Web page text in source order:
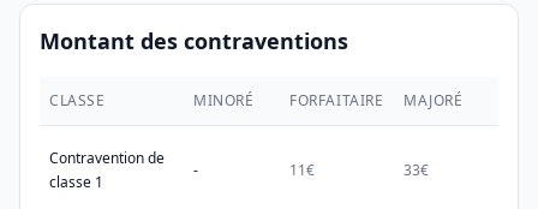
Montant des contraventions
CLASSE MINORÉ FORFAITAIRE MAJORÉ
Contravention de
classe 1
- 11€ 33€